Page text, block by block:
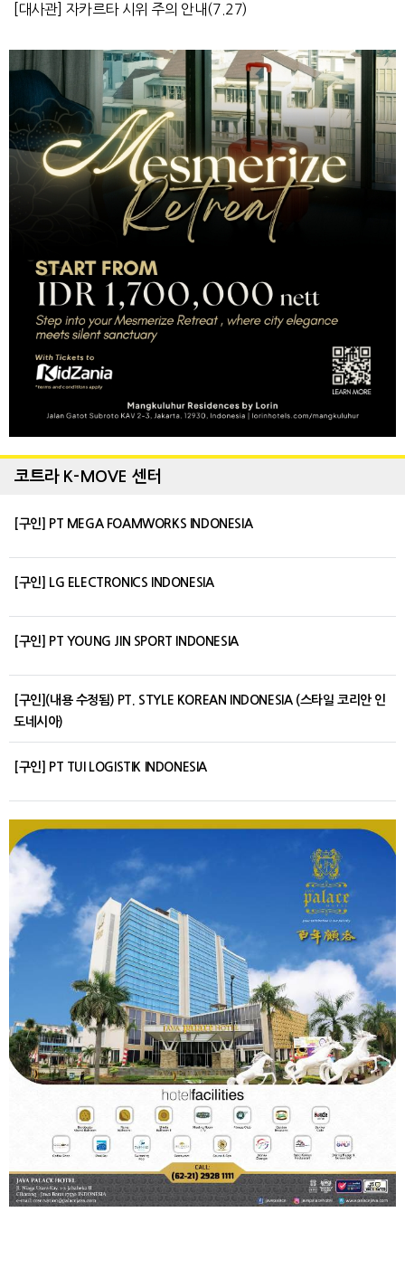
[대사관] 자카르타 시위 주의 안내(7.27)
코트라 K-MOVE 센터
[구인] PT MEGA FOAMWORKS INDONESIA
[구인] LG ELECTRONICS INDONESIA
[구인] PT YOUNG JIN SPORT INDONESIA
[구인](내용 수정됨) PT. STYLE KOREAN INDONESIA (스타일 코리안 인
도네시아)
[구인] PT TUI LOGISTIK INDONESIA